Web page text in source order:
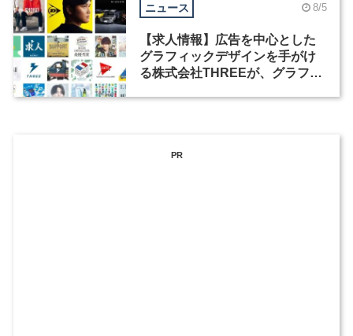
ニュース 8/5
【求人情報】広告を中心とした
グラフィックデザインを手がけ
る株式会社THREEが、グラフィ
PR